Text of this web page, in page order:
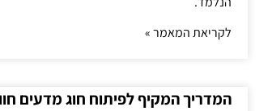
לקריאת המאמר »
המדריך המקיף לפיתוח חוג מדעים